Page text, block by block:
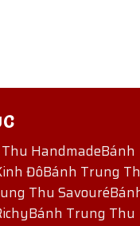
HandmadeBánh
ĐôBánh Trung
Thu Savouré
Bánh Trung Thu